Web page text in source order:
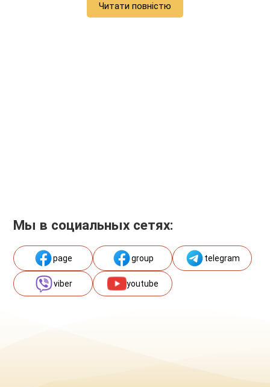
Читати повністю
Мы в социальных сетях:
page group telegram
viber youtube